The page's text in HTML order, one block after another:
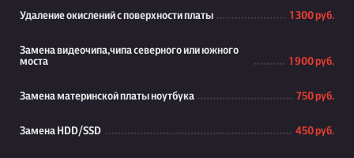
Удаление окислений с поверхности платы 1 300 руб.
Замена видеочипа,чипа северного или южного
моста
1 900 руб.
Замена материнской платы ноутбука 750 руб.
Замена HDD/SSD 450 руб.